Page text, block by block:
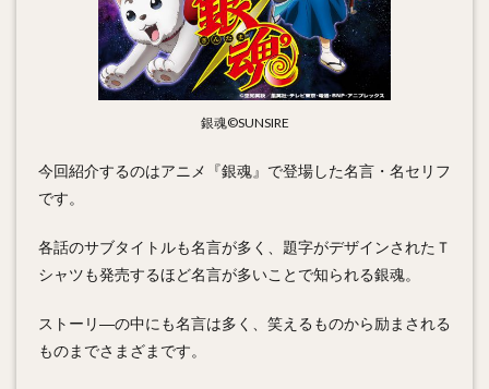
銀魂©SUNSIRE
今回紹介するのはアニメ『銀魂』で登場した名言・名セリフ
です。
各話のサブタイトルも名言が多く、題字がデザインされたＴ
シャツも発売するほど名言が多いことで知られる銀魂。
ストーリ―の中にも名言は多く、笑えるものから励まされる
ものまでさまざまです。